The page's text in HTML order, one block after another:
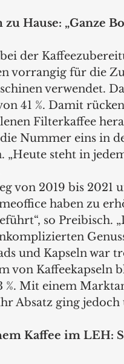
Hause: „Ganze
der
vorrangig für die
verwendet.
41 %. Damit
Filterkaffee
Nummer eins in
„Heute steht in
von 2019 bis 2021
haben zu
so Preibisch.
und Kapseln war
von Kaffeekapseln
Mit einem
Absatz ging jedoch
Kaffee im LEH: